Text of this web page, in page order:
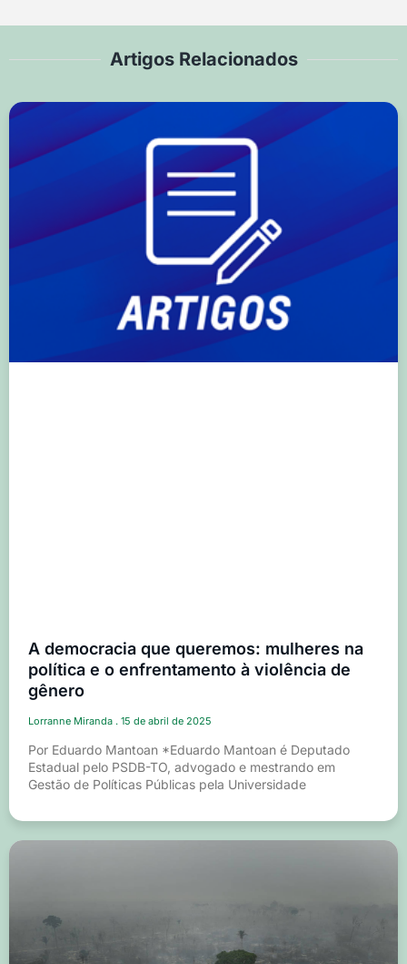
Artigos Relacionados
A democracia que queremos: mulheres na
política e o enfrentamento à violência de
gênero
Lorranne Miranda 15 de abril de 2025
Por Eduardo Mantoan *Eduardo Mantoan é Deputado
Estadual pelo PSDB-TO, advogado e mestrando em
Gestão de Políticas Públicas pela Universidade